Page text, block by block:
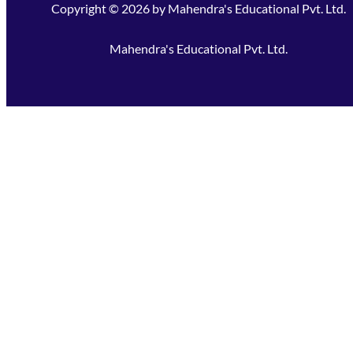
Copyright © 2026 by Mahendra's Educational Pvt. Ltd.
Mahendra's Educational Pvt. Ltd.